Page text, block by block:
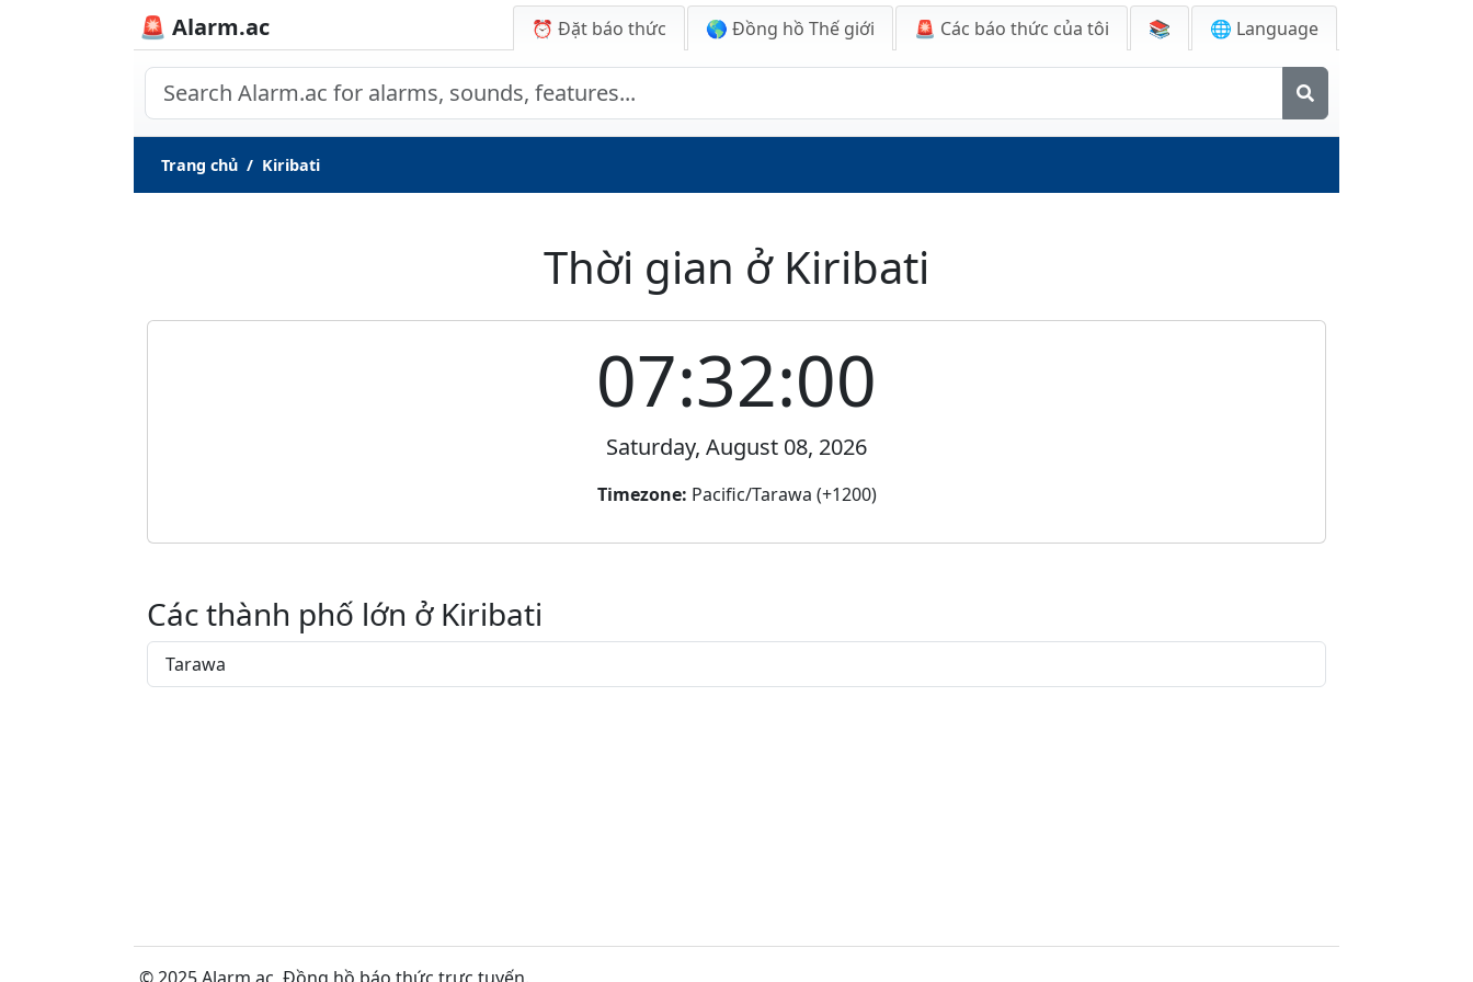
🚨 Alarm.ac ⏰ Đặt báo thức 🌎 Đồng hồ Thế giới 🚨 Các báo thức của tôi 📚 🌐 Language
Trang chủ Kiribati
Thời gian ở Kiribati
07:32:00
Saturday, August 08, 2026
Timezone: Pacific/Tarawa (+1200)
Các thành phố lớn ở Kiribati
Tarawa